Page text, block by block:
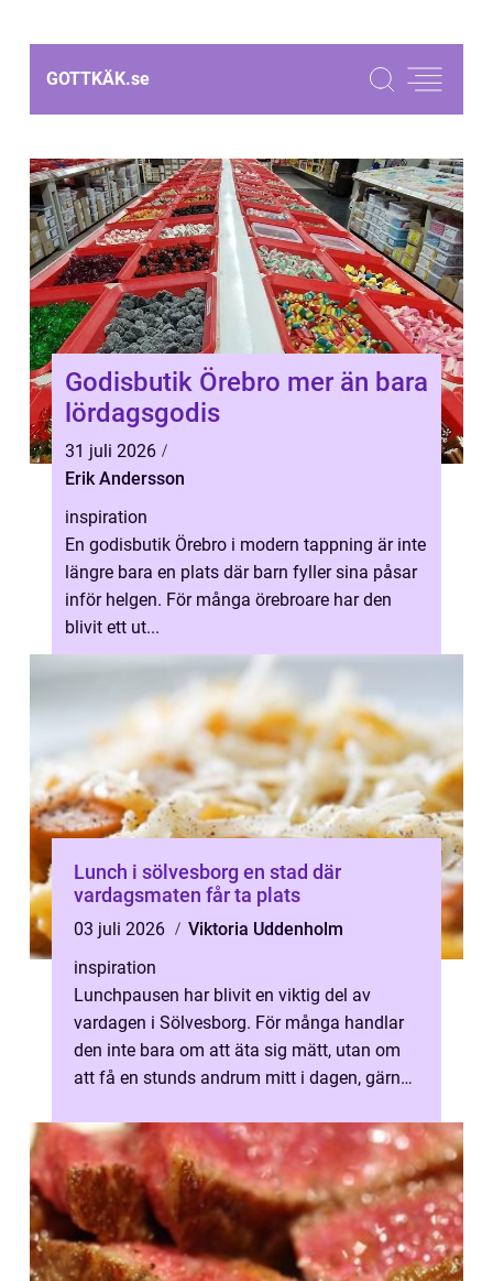
GOTTKÄK.se
Godisbutik Örebro mer än bara
lördagsgodis
31 juli 2026
Erik Andersson
inspiration
En godisbutik Örebro i modern tappning är inte
längre bara en plats där barn fyller sina påsar
inför helgen. För många örebroare har den
blivit ett ut...
Lunch i sölvesborg en stad där
vardagsmaten får ta plats
03 juli 2026
Viktoria Uddenholm
inspiration
Lunchpausen har blivit en viktig del av
vardagen i Sölvesborg. För många handlar
den inte bara om att äta sig mätt, utan om
att få en stunds andrum mitt i dagen, gärna